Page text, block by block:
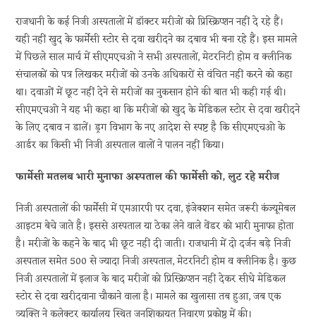
राजधानी के कई निजी अस्पतालों में डॉक्टर मरीजों को प्रिस्क्रिप्शन नहीं दे रहे हैं।
यही नहीं खुद के फार्मेसी स्टोर से दवा खरीदने का दबाव भी बना रहे हैं। इस मामले
में पिछले साल मार्च में सीएमएचओ ने सभी अस्पतालों, मेटरनिटी होम व क्लीनिक
संचालकों को पत्र लिखकर मरीजों को उनके अधिकारों से वंचित नहीं करने को कहा
था। दवाओं में छूट नहीं देने से मरीजों का नुकसान होने की बात भी कही गई थी।
सीएमएचओ ने यह भी कहा था कि मरीजों को खुद के मेडिकल स्टोर से दवा खरीदने
के लिए दबाव न डालें। ड्रग विभाग के नए आदेश से स्पष्ट है कि सीएमएचओ के
आर्डर का किसी भी निजी अस्पताल वालों ने पालन नहीं किया।
फार्मेसी मतलब भारी मुनाफा अस्पताल की फार्मेसी को, लुट रहे मरीज
निजी अस्पतालों की फार्मेसी में एमआरपी पर दवा, इंजेक्शन समेत जरूरी कंज्यूमेबल
आइटम बेचे जाते है। इससे अस्पताल या ठेका लेने वाले वेंडर को भारी मुनाफा होता
है। मरीजों के कहने के बाद भी छूट नहीं दी जाती। राजधानी में दो दर्जन बड़े निजी
अस्पताल समेत 500 से ज्यादा निजी अस्पताल, मेटरनिटी होम व क्लीनिक है। कुछ
निजी अस्पतालों में इलाज के बाद मरीजों को प्रिस्क्रिप्शन नहीं देकर सीधे मेडिकल
स्टोर से दवा खरीदवाना चौकाने वाला है। मामले का खुलासा तब हुआ, जब एक
व्यक्ति ने कलेक्टर कार्यालय स्थित जनशिकायत निवारण प्रकोष्ठ में की।